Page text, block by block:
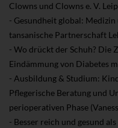
Clowns und Clowns e. V.
- Gesundheit global:
tansanische Partnerschaft
- Wo drückt der Schuh? Die
Eindämmung von Diabetes
- Ausbildung & Studium:
Pflegerische Beratung und
perioperativen Phase
- Besser reich und gesund